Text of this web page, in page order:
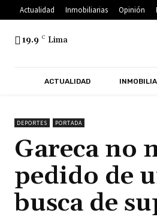
Actualidad Inmobiliarias Opinión
19.9 C Lima
ACTUALIDAD
DEPORTES PORTADA
Gareca no
pedido de
busca de